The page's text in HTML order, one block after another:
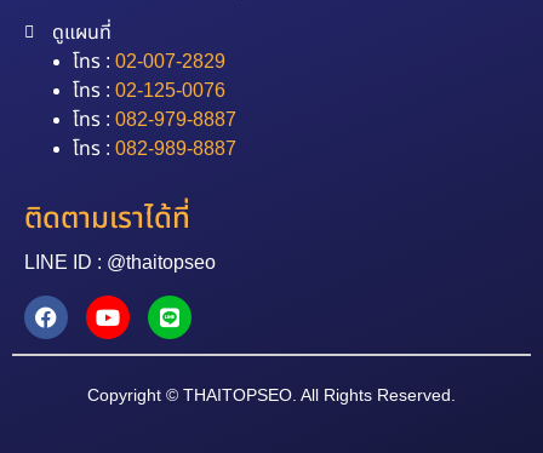
ดูแผนที่
โทร : 02-007-2829
โทร : 02-125-0076
โทร : 082-979-8887
โทร : 082-989-8887
ติดตามเราได้ที่
LINE ID : @thaitopseo
Copyright © THAITOPSEO. All Rights Reserved.